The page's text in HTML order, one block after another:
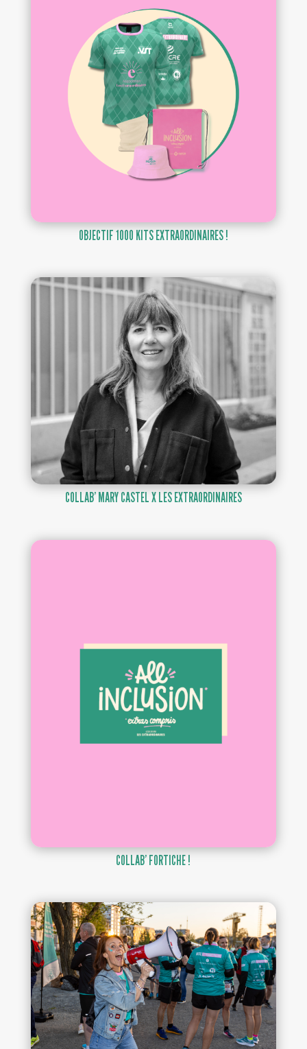
OBJECTIF 1000 KITS EXTRAORDINAIRES !
COLLAB’ MARY CASTEL X LES EXTRAORDINAIRES
COLLAB’ FORTICHE !